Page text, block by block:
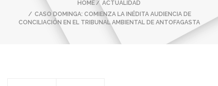
HOME
ACTUALIDAD
CASO DOMINGA: COMIENZA LA INÉDITA AUDIENCIA DE
CONCILIACIÓN EN EL TRIBUNAL AMBIENTAL DE ANTOFAGASTA